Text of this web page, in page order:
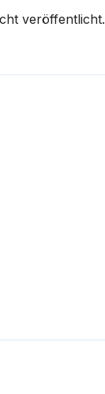
veröffentlicht.